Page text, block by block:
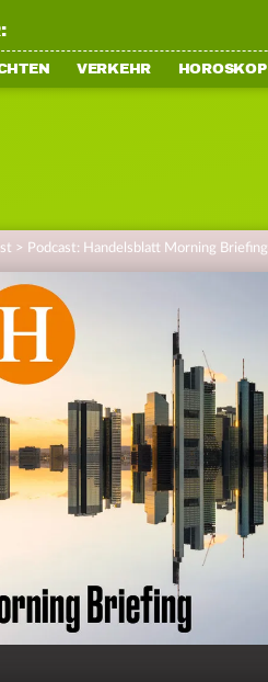
VERKEHR HOROSKOP
> Podcast: Handelsblatt Morning Briefing